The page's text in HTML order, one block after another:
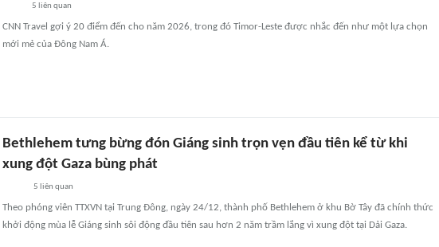
5 liên quan
CNN Travel gợi ý 20 điểm đến cho năm 2026, trong đó Timor-Leste được nhắc đến như một lựa chọn
mới mẻ của Đông Nam Á.
Bethlehem tưng bừng đón Giáng sinh trọn vẹn đầu tiên kể từ khi
xung đột Gaza bùng phát
5 liên quan
Theo phóng viên TTXVN tại Trung Đông, ngày 24/12, thành phố Bethlehem ở khu Bờ Tây đã chính thức
khởi động mùa lễ Giáng sinh sôi động đầu tiên sau hơn 2 năm trầm lắng vì xung đột tại Dải Gaza.